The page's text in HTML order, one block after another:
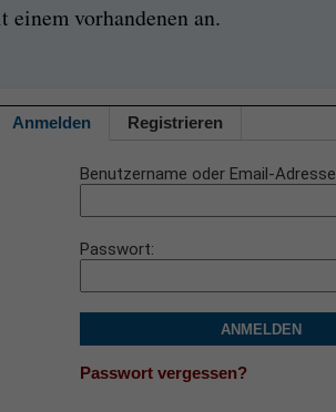
einem vorhandenen an.
Anmelden Registrieren
Benutzername oder Email-Adresse
Passwort
ANMELDEN
Passwort vergessen?